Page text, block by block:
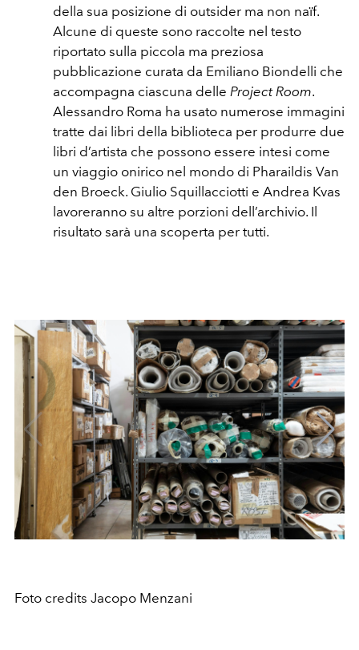
della sua posizione di outsider ma non naïf.
Alcune di queste sono raccolte nel testo
riportato sulla piccola ma preziosa
pubblicazione curata da Emiliano Biondelli che
accompagna ciascuna delle Project Room.
Alessandro Roma ha usato numerose immagini
tratte dai libri della biblioteca per produrre due
libri d’artista che possono essere intesi come
un viaggio onirico nel mondo di Pharaildis Van
den Broeck. Giulio Squillacciotti e Andrea Kvas
lavoreranno su altre porzioni dell’archivio. Il
risultato sarà una scoperta per tutti.
Foto credits Jacopo Menzani